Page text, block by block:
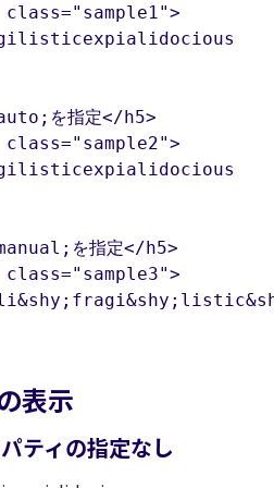
を指定</h5>
を指定</h5>
表示
ティの指定なし